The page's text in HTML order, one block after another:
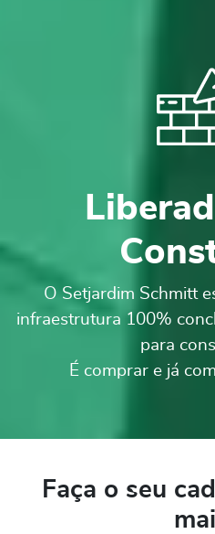
O Setjardim Schmitt
infraestrutura 100%
para
É comprar e já
Faça o seu